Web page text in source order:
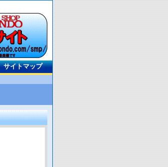
サイトマップ